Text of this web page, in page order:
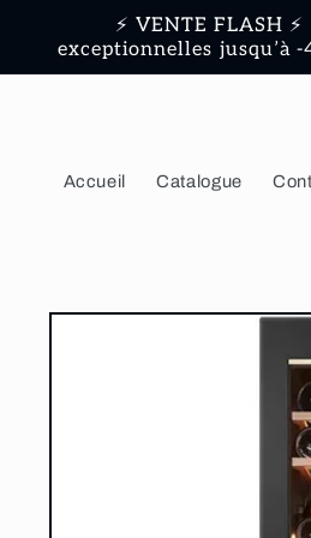
au
contenu
⚡ VENTE FLASH
exceptionnelles jusqu’à
Accueil Catalogue
Passer aux